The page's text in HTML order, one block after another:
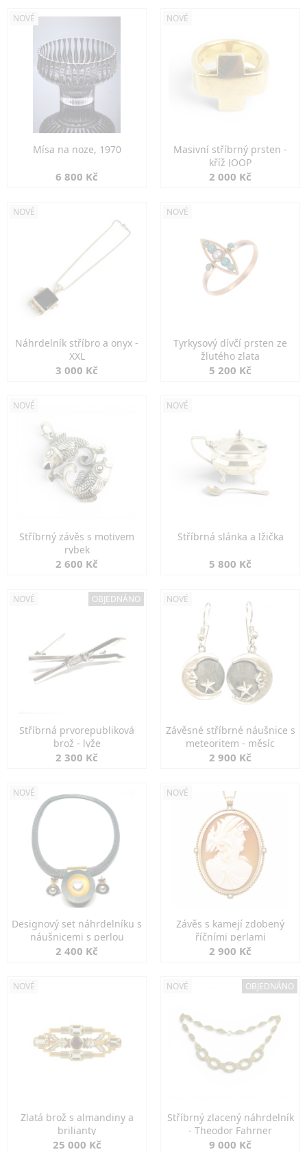
NOVÉ
Mísa na noze, 1970
6 800 Kč
NOVÉ
Masivní stříbrný prsten -
kříž JOOP
2 000 Kč
NOVÉ
Náhrdelník stříbro a onyx -
XXL
3 000 Kč
NOVÉ
Tyrkysový dívčí prsten ze
žlutého zlata
5 200 Kč
NOVÉ
Stříbrný závěs s motivem
rybek
2 600 Kč
NOVÉ
Stříbrná slánka a lžička
5 800 Kč
NOVÉ OBJEDNÁNO
Stříbrná prvorepubliková
brož - lyže
2 300 Kč
NOVÉ
Závěsné stříbrné náušnice s
meteoritem - měsíc
2 900 Kč
NOVÉ
Designový set náhrdelníku s
náušnicemi s perlou
2 400 Kč
NOVÉ
Závěs s kamejí zdobený
říčními perlami
2 900 Kč
NOVÉ
Zlatá brož s almandiny a
brilianty
25 000 Kč
NOVÉ OBJEDNÁNO
Stříbrný zlacený náhrdelník
- Theodor Fahrner
9 000 Kč